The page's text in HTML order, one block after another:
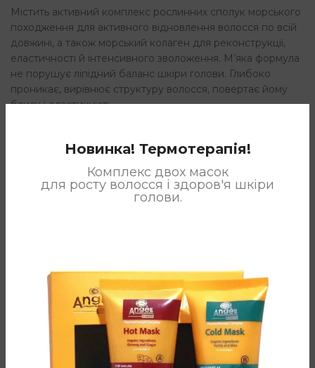
Новинка! Термотерапія!
Комплекс двох масок
для росту волосся і здоров'я шкіри
голови.
Містить активний комплекс рослинних сполук морського
походження для активного відновлення волосся по всій
довжині, а також морський колаген для реконструкції,
еластичності й інтенсивного зволоження. М’яка формула
не порушує ліпідний баланс шкіри голови. Глибоко
проникає, вирівнює структуру волосся, повертає йому
блиск і еластичність.
ВАМ ТАКОЖ МОЖЕ
СПОДОБАТИСЯ…